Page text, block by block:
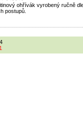
ohřívák vyrobený ručně
postupů.
1